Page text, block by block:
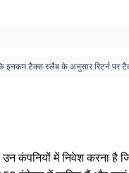
टैक्स स्लैब के अनुसार रिटर्न पर
उन कंपनियों में निवेश करना है